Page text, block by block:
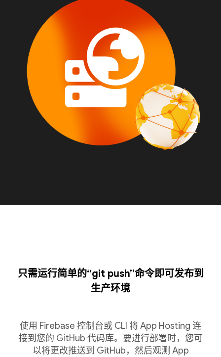
只需运行简单的“git push”命令即可发布到
生产环境
使用 Firebase 控制台或 CLI 将 App Hosting 连
接到您的 GitHub 代码库。要进行部署时，您可
以将更改推送到 GitHub，然后观测 App